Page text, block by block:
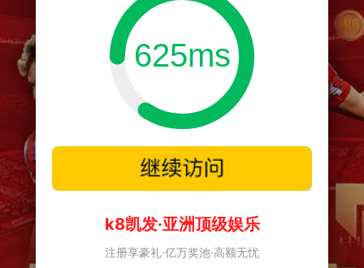
625ms
k8凯发·亚洲顶级娱乐
注册享豪礼·亿万奖池·高额无忧